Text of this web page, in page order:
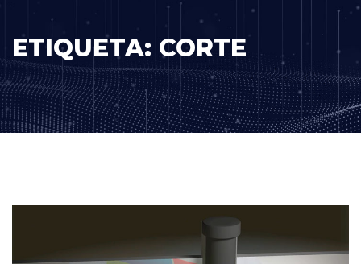
ETIQUETA: CORTE